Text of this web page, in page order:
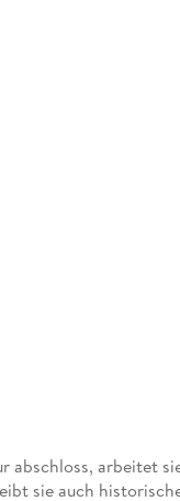
abschloss, arbeitet
sie auch